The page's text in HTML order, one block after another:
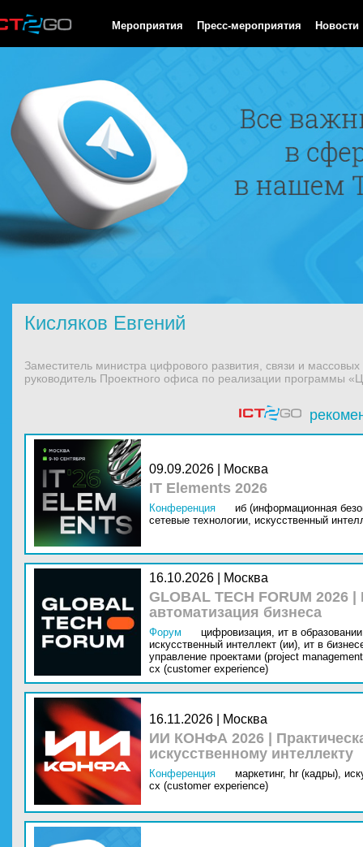
Мероприятия Пресс-мероприятия Новости
Кисляков Евгений
Заместитель министра цифрового развития, связи и
руководитель Проектного офиса по реализации программы
09.09.2026 | Москва
IT Elements 2026
Конференция
иб (информационная
сетевые технологии, искусственный
16.10.2026 | Москва
GLOBAL TECH FORUM
автоматизация бизнеса
Форум цифровизация, ит в
искусственный интеллект (ии), ит в
управление проектами (project
cx (customer experience)
16.11.2026 | Москва
ИИ КОНФА 2026 |
искусственному интеллекту
Конференция маркетинг, hr (кадры),
cx (customer experience)